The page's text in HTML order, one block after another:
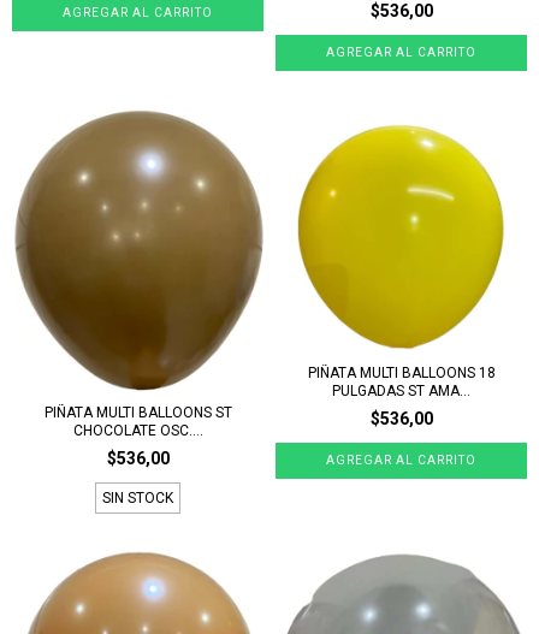
$536,00
PIÑATA MULTI BALLOONS ST
CHOCOLATE OSC....
$536,00
SIN STOCK
PIÑATA MULTI BALLOONS 18
PULGADAS ST AMA...
$536,00